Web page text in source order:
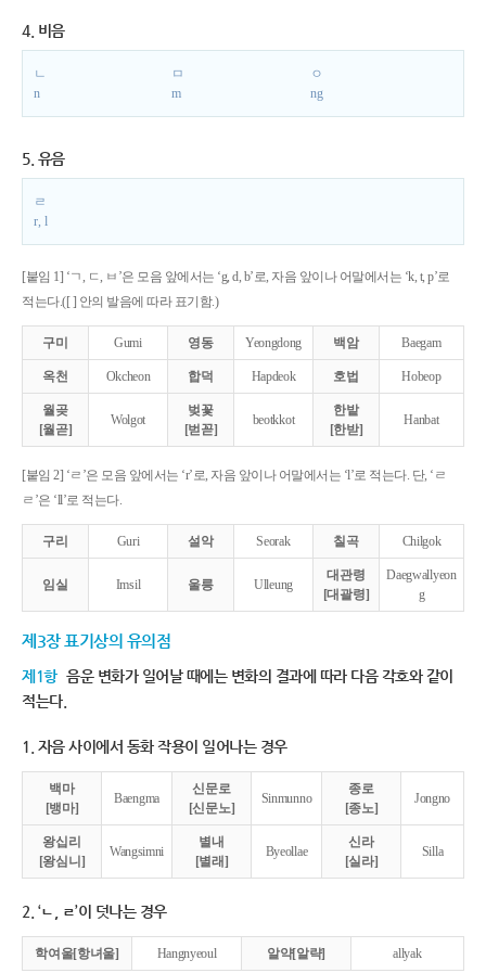
4. 비음
ㄴ
n
ㅁ
m
ㅇ
ng
5. 유음
ㄹ
r, l
[붙임 1] ‘ㄱ, ㄷ, ㅂ’은 모음 앞에서는 ‘g, d, b’로, 자음 앞이나 어말에서는 ‘k, t, p’로
적는다.([ ] 안의 발음에 따라 표기함.)
구미 Gumi 영동 Yeongdong 백암 Baegam
옥천 Okcheon 합덕 Hapdeok 호법 Hobeop
월곶
[월곧]
Wolgot
벚꽃
[벋꼳]
beotkkot
한밭
[한받]
Hanbat
[붙임 2] ‘ㄹ’은 모음 앞에서는 ‘r’로, 자음 앞이나 어말에서는 ‘l’로 적는다. 단, ‘ㄹ
ㄹ’은 ‘ll’로 적는다.
구리 Guri 설악 Seorak 칠곡 Chilgok
임실 Imsil 울릉 Ulleung
대관령
[대괄령]
Daegwallyeon
g
제3장 표기상의 유의점
제1항 음운 변화가 일어날 때에는 변화의 결과에 따라 다음 각호와 같이
적는다.
1. 자음 사이에서 동화 작용이 일어나는 경우
백마
[뱅마]
Baengma
신문로
[신문노]
Sinmunno
종로
[종노]
Jongno
왕십리
[왕심니]
Wangsimni
별내
[별래]
Byeollae
신라
[실라]
Silla
2. ‘ㄴ, ㄹ’이 덧나는 경우
학여울[항녀울] Hangnyeoul 알약[알략] allyak